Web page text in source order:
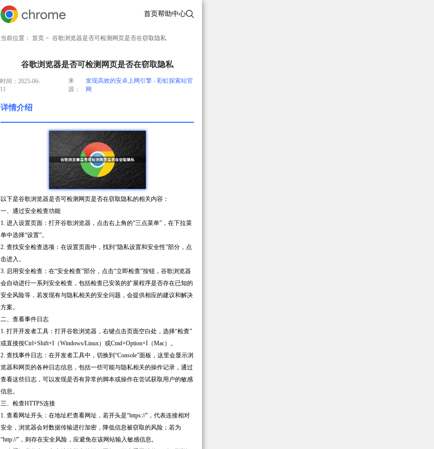
首页帮助中心
当前位置： 首页 > 谷歌浏览器是否可检测网页是否在窃取隐私
谷歌浏览器是否可检测网页是否在窃取隐私
时间：2025-06-
11
来
源：
发现高效的安卓上网引擎 - 彩虹探索站官
网
详情介绍
以下是谷歌浏览器是否可检测网页是否在窃取隐私的相关内容：
一、通过安全检查功能
1. 进入设置页面：打开谷歌浏览器，点击右上角的“三点菜单”，在下拉菜
单中选择“设置”。
2. 查找安全检查选项：在设置页面中，找到“隐私设置和安全性”部分，点
击进入。
3. 启用安全检查：在“安全检查”部分，点击“立即检查”按钮，谷歌浏览器
会自动进行一系列安全检查，包括检查已安装的扩展程序是否存在已知的
安全风险等，若发现有与隐私相关的安全问题，会提供相应的建议和解决
方案。
二、查看事件日志
1. 打开开发者工具：打开谷歌浏览器，右键点击页面空白处，选择“检查”
或直接按Ctrl+Shift+I（Windows/Linux）或Cmd+Option+I（Mac）。
2. 查找事件日志：在开发者工具中，切换到“Console”面板，这里会显示浏
览器和网页的各种日志信息，包括一些可能与隐私相关的操作记录，通过
查看这些日志，可以发现是否有异常的脚本或操作在尝试获取用户的敏感
信息。
三、检查HTTPS连接
1. 查看网址开头：在地址栏查看网址，若开头是“https://”，代表连接相对
安全，浏览器会对数据传输进行加密，降低信息被窃取的风险；若为
“http://”，则存在安全风险，应避免在该网站输入敏感信息。